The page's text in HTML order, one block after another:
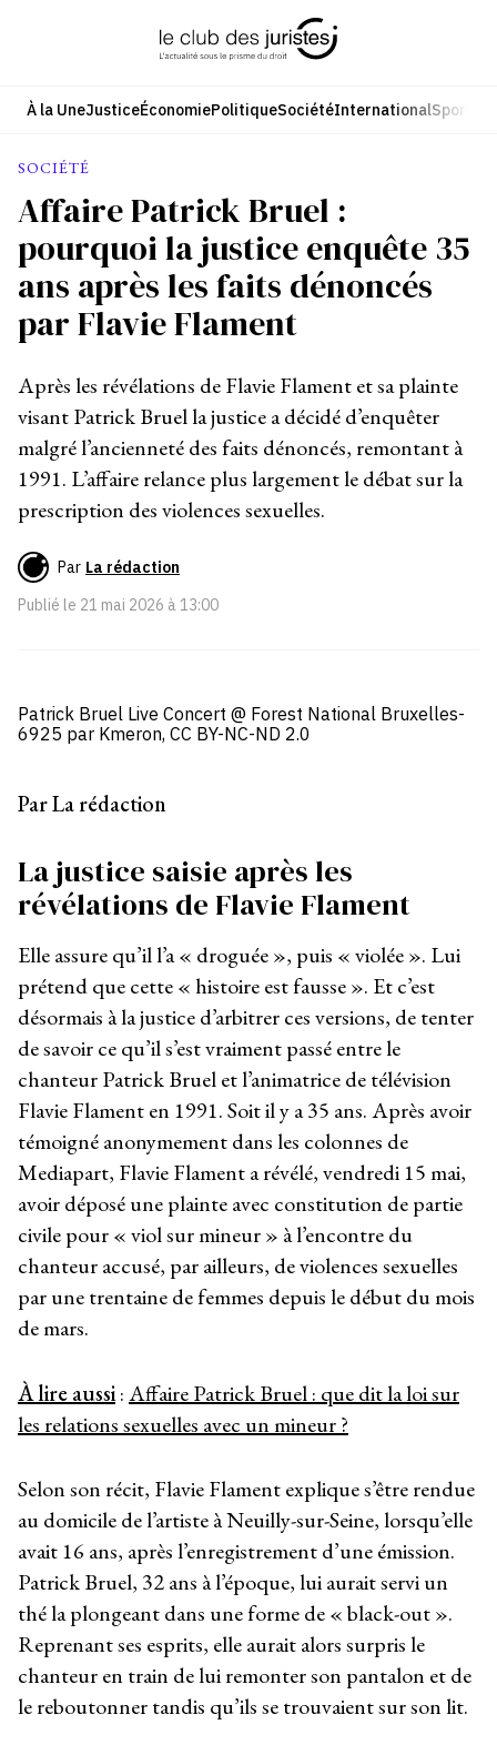
À la UneJusticeÉconomiePolitiqueSociétéInternationalSport
SOCIÉTÉ
Affaire Patrick Bruel :
pourquoi la justice enquête 35
ans après les faits dénoncés
par Flavie Flament
Après les révélations de Flavie Flament et sa plainte
visant Patrick Bruel la justice a décidé d’enquêter
malgré l’ancienneté des faits dénoncés, remontant à
1991. L’affaire relance plus largement le débat sur la
prescription des violences sexuelles.
Par La rédaction
Publié le 21 mai 2026 à 13:00
Patrick Bruel Live Concert @ Forest National Bruxelles-
6925 par Kmeron, CC BY-NC-ND 2.0
Par La rédaction
La justice saisie après les
révélations de Flavie Flament
Elle assure qu’il l’a « droguée », puis « violée ». Lui
prétend que cette « histoire est fausse ». Et c’est
désormais à la justice d’arbitrer ces versions, de tenter
de savoir ce qu’il s’est vraiment passé entre le
chanteur Patrick Bruel et l’animatrice de télévision
Flavie Flament en 1991. Soit il y a 35 ans. Après avoir
témoigné anonymement dans les colonnes de
Mediapart, Flavie Flament a révélé, vendredi 15 mai,
avoir déposé une plainte avec constitution de partie
civile pour « viol sur mineur » à l’encontre du
chanteur accusé, par ailleurs, de violences sexuelles
par une trentaine de femmes depuis le début du mois
de mars.
À lire aussi:Affaire Patrick Bruel : que dit la loi sur
les relations sexuelles avec un mineur ?
Selon son récit, Flavie Flament explique s’être rendue
au domicile de l’artiste à Neuilly-sur-Seine, lorsqu’elle
avait 16 ans, après l’enregistrement d’une émission.
Patrick Bruel, 32 ans à l’époque, lui aurait servi un
thé la plongeant dans une forme de « black-out ».
Reprenant ses esprits, elle aurait alors surpris le
chanteur en train de lui remonter son pantalon et de
le reboutonner tandis qu’ils se trouvaient sur son lit.